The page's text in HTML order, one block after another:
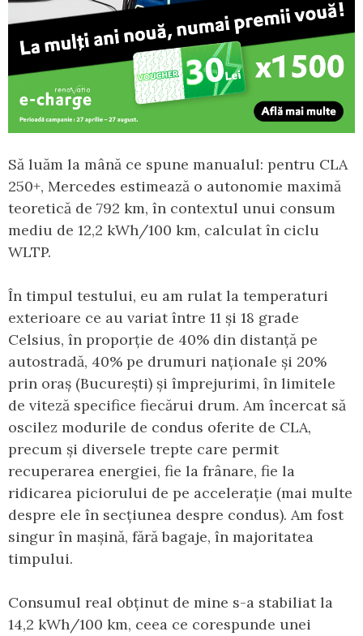
Să luăm la mână ce spune manualul: pentru CLA
250+, Mercedes estimează o autonomie maximă
teoretică de 792 km, în contextul unui consum
mediu de 12,2 kWh/100 km, calculat în ciclu
WLTP.
În timpul testului, eu am rulat la temperaturi
exterioare ce au variat între 11 și 18 grade
Celsius, în proporție de 40% din distanță pe
autostradă, 40% pe drumuri naționale și 20%
prin oraș (București) și împrejurimi, în limitele
de viteză specifice fiecărui drum. Am încercat să
oscilez modurile de condus oferite de CLA,
precum și diversele trepte care permit
recuperarea energiei, fie la frânare, fie la
ridicarea piciorului de pe accelerație (mai multe
despre ele în secțiunea despre condus). Am fost
singur în mașină, fără bagaje, în majoritatea
timpului.
Consumul real obținut de mine s-a stabiliat la
14,2 kWh/100 km, ceea ce corespunde unei